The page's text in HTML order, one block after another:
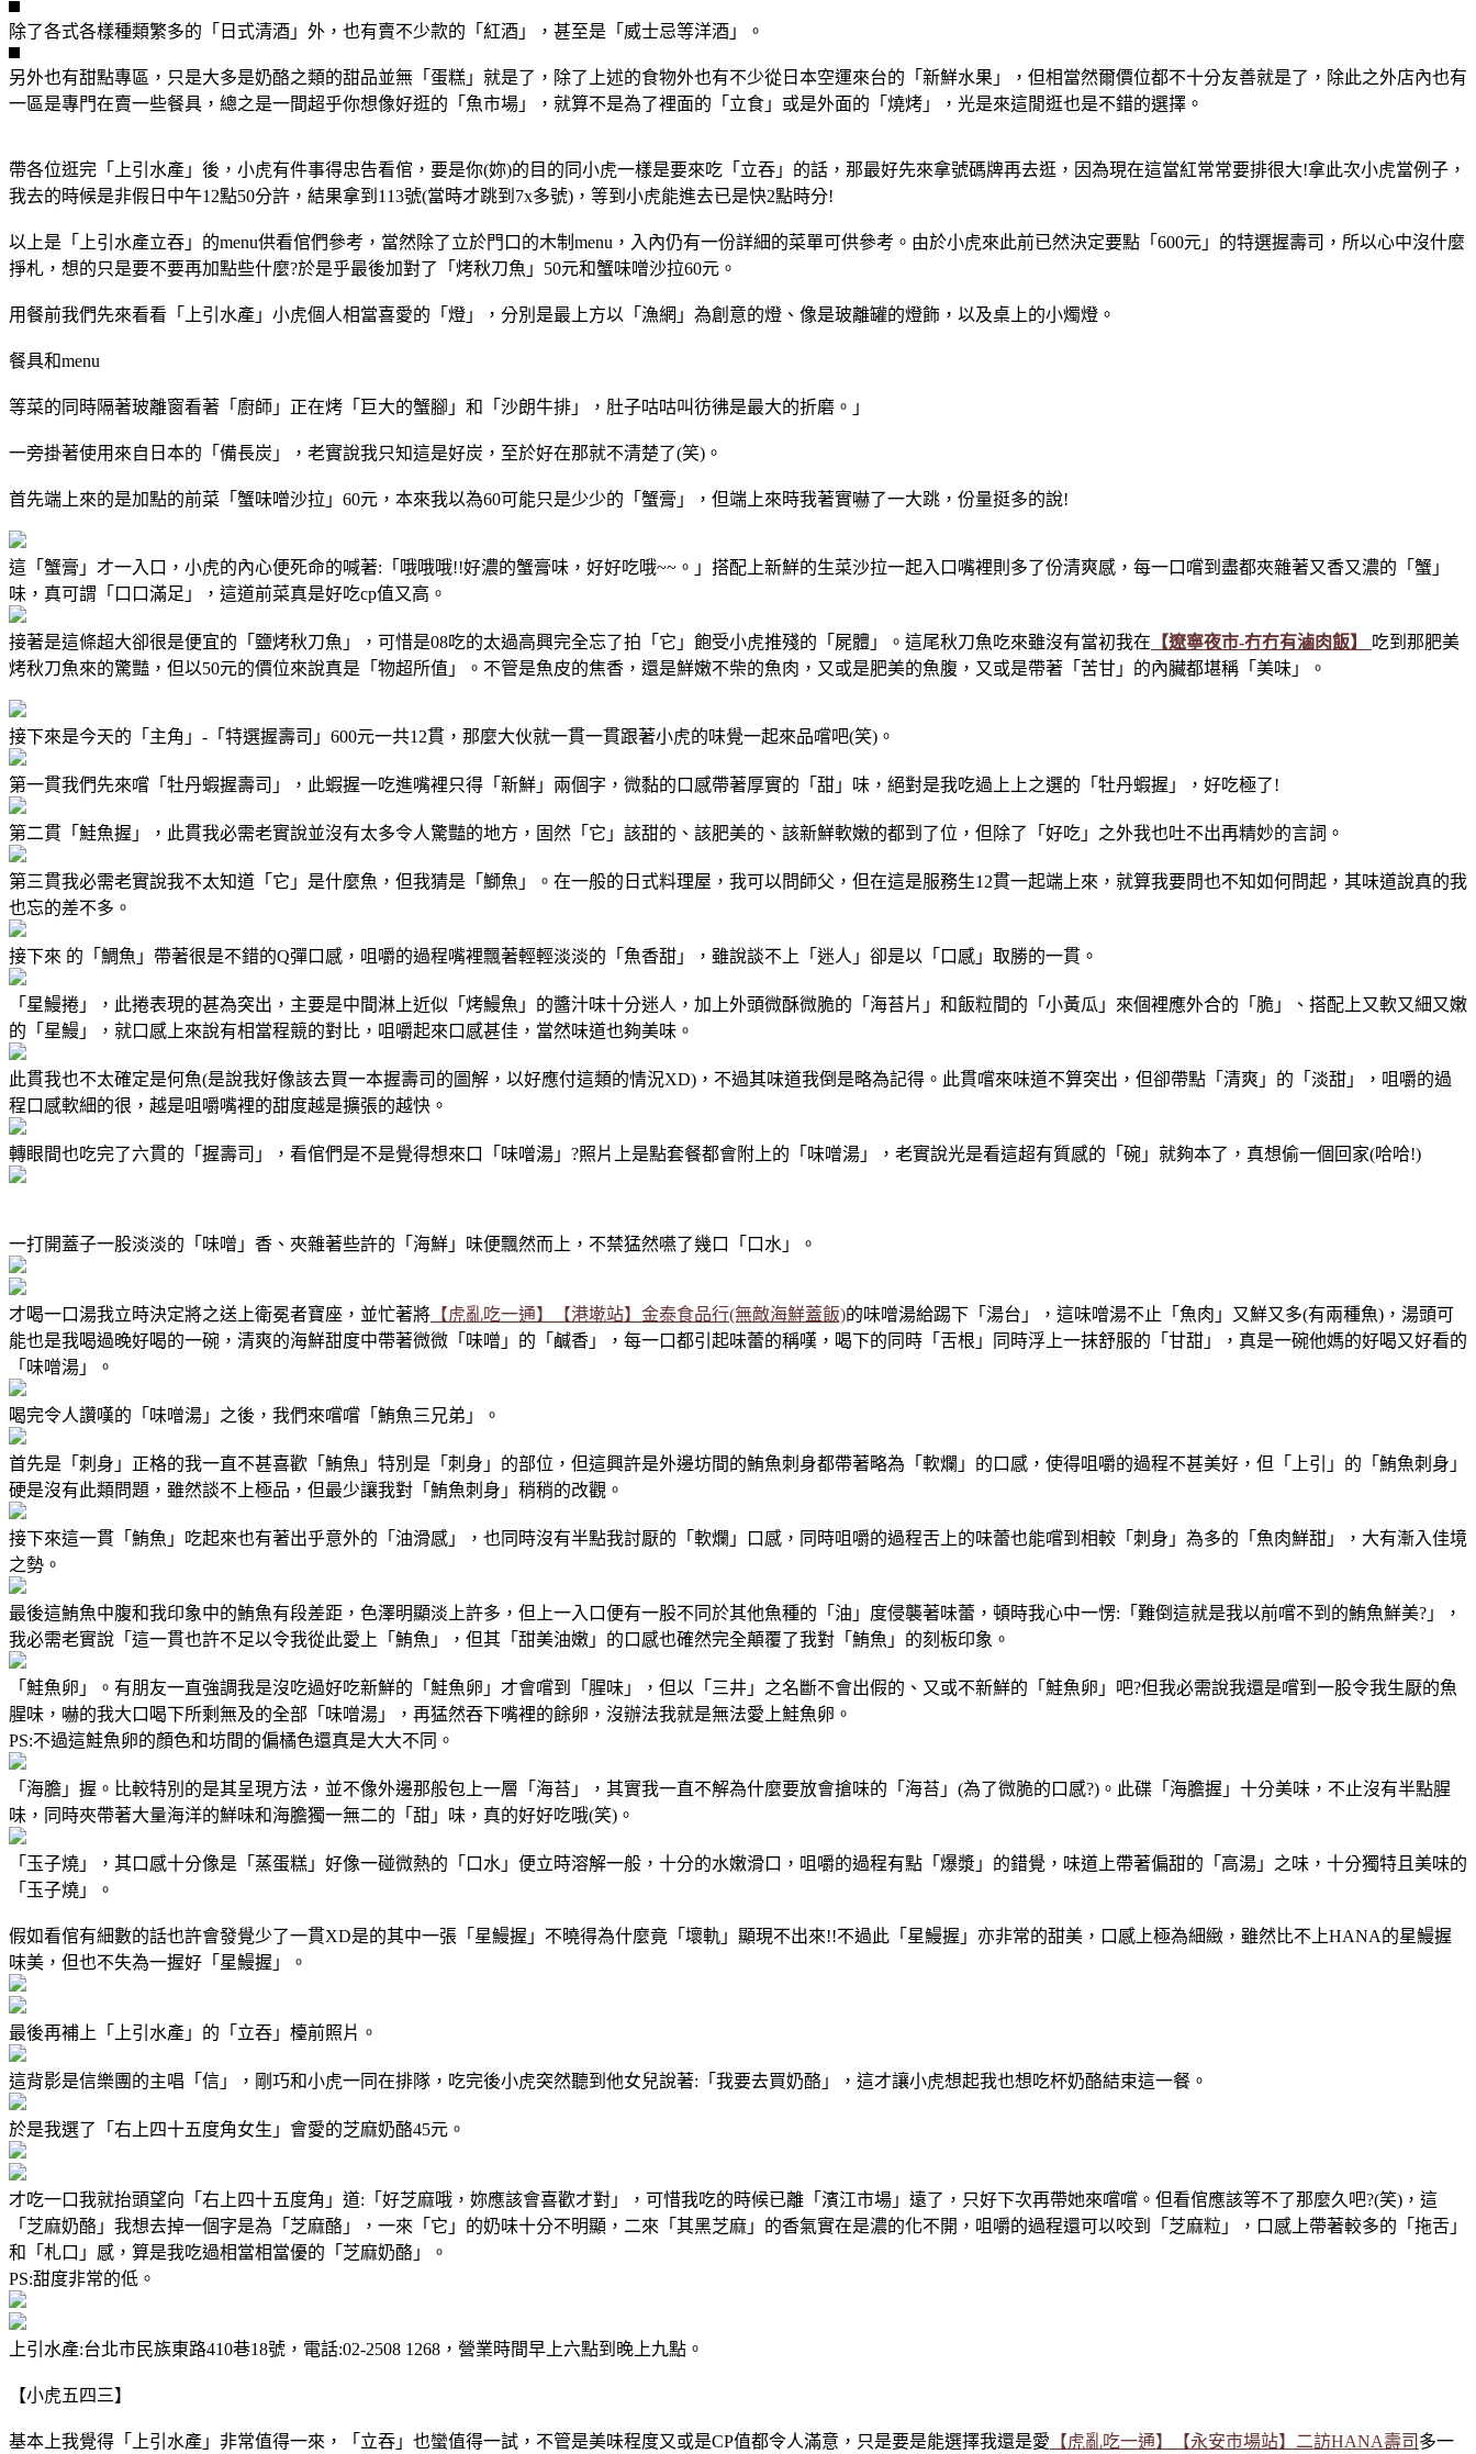
除了各式各樣種類繁多的「日式清酒」外，也有賣不少款的「紅酒」，甚至是「威士忌等洋酒」。
另外也有甜點專區，只是大多是奶酪之類的甜品並無「蛋糕」就是了，除了上述的食物外也有不少從日本空運來台的「新鮮水果」，但相當然爾價位都不十分友善就是了，除此之外店內也有
一區是專門在賣一些餐具，總之是一間超乎你想像好逛的「魚市場」，就算不是為了裡面的「立食」或是外面的「燒烤」，光是來這閒逛也是不錯的選擇。
帶各位逛完「上引水產」後，小虎有件事得忠告看倌，要是你(妳)的目的同小虎一樣是要來吃「立吞」的話，那最好先來拿號碼牌再去逛，因為現在這當紅常常要排很大!拿此次小虎當例子，
我去的時候是非假日中午12點50分許，結果拿到113號(當時才跳到7x多號)，等到小虎能進去已是快2點時分!
以上是「上引水產立吞」的menu供看倌們參考，當然除了立於門口的木制menu，入內仍有一份詳細的菜單可供參考。由於小虎來此前已然決定要點「600元」的特選握壽司，所以心中沒什麼
掙札，想的只是要不要再加點些什麼?於是乎最後加對了「烤秋刀魚」50元和蟹味噌沙拉60元。
用餐前我們先來看看「上引水產」小虎個人相當喜愛的「燈」，分別是最上方以「漁網」為創意的燈、像是玻離罐的燈飾，以及桌上的小燭燈。
餐具和menu
等菜的同時隔著玻離窗看著「廚師」正在烤「巨大的蟹腳」和「沙朗牛排」，肚子咕咕叫彷彿是最大的折磨。」
一旁掛著使用來自日本的「備長炭」，老實說我只知這是好炭，至於好在那就不清楚了(笑)。
首先端上來的是加點的前菜「蟹味噌沙拉」60元，本來我以為60可能只是少少的「蟹膏」，但端上來時我著實嚇了一大跳，份量挺多的說!
這「蟹膏」才一入口，小虎的內心便死命的喊著:「哦哦哦!!好濃的蟹膏味，好好吃哦~~。」搭配上新鮮的生菜沙拉一起入口嘴裡則多了份清爽感，每一口嚐到盡都夾雜著又香又濃的「蟹」
味，真可謂「口口滿足」，這道前菜真是好吃cp值又高。
接著是這條超大卻很是便宜的「鹽烤秋刀魚」，可惜是08吃的太過高興完全忘了拍「它」飽受小虎推殘的「屍體」。這尾秋刀魚吃來雖沒有當初我在 【遼寧夜市-冇冇有滷肉飯】
吃到那肥美
烤秋刀魚來的驚豔，但以50元的價位來說真是「物超所值」。不管是魚皮的焦香，還是鮮嫩不柴的魚肉，又或是肥美的魚腹，又或是帶著「苦甘」的內臟都堪稱「美味」。
接下來是今天的「主角」-「特選握壽司」600元一共12貫，那麼大伙就一貫一貫跟著小虎的味覺一起來品嚐吧(笑)。
第一貫我們先來嚐「牡丹蝦握壽司」，此蝦握一吃進嘴裡只得「新鮮」兩個字，微黏的口感帶著厚實的「甜」味，絕對是我吃過上上之選的「牡丹蝦握」，好吃極了!
第二貫「鮭魚握」，此貫我必需老實說並沒有太多令人驚豔的地方，固然「它」該甜的、該肥美的、該新鮮軟嫩的都到了位，但除了「好吃」之外我也吐不出再精妙的言詞。
第三貫我必需老實說我不太知道「它」是什麼魚，但我猜是「鰤魚」。在一般的日式料理屋，我可以問師父，但在這是服務生12貫一起端上來，就算我要問也不知如何問起，其味道說真的我
也忘的差不多。
接下來 的「鯛魚」帶著很是不錯的Q彈口感，咀嚼的過程嘴裡飄著輕輕淡淡的「魚香甜」，雖說談不上「迷人」卻是以「口感」取勝的一貫。
「星鰻捲」，此捲表現的甚為突出，主要是中間淋上近似「烤鰻魚」的醬汁味十分迷人，加上外頭微酥微脆的「海苔片」和飯粒間的「小黃瓜」來個裡應外合的「脆」、搭配上又軟又細又嫩
的「星鰻」，就口感上來說有相當程競的對比，咀嚼起來口感甚佳，當然味道也夠美味。
此貫我也不太確定是何魚(是說我好像該去買一本握壽司的圖解，以好應付這類的情況XD)，不過其味道我倒是略為記得。此貫嚐來味道不算突出，但卻帶點「清爽」的「淡甜」，咀嚼的過
程口感軟細的很，越是咀嚼嘴裡的甜度越是擴張的越快。
轉眼間也吃完了六貫的「握壽司」，看倌們是不是覺得想來口「味噌湯」?照片上是點套餐都會附上的「味噌湯」，老實說光是看這超有質感的「碗」就夠本了，真想偷一個回家(哈哈!)
一打開蓋子一股淡淡的「味噌」香、夾雜著些許的「海鮮」味便飄然而上，不禁猛然嚥了幾口「口水」。
才喝一口湯我立時決定將之送上衛冕者寶座，並忙著將 【虎亂吃一通】【港墘站】金泰食品行(無敵海鮮蓋飯)的味噌湯給踢下「湯台」，這味噌湯不止「魚肉」又鮮又多(有兩種魚)，湯頭可
能也是我喝過晚好喝的一碗，清爽的海鮮甜度中帶著微微「味噌」的「鹹香」，每一口都引起味蕾的稱嘆，喝下的同時「舌根」同時浮上一抹舒服的「甘甜」，真是一碗他媽的好喝又好看的
「味噌湯」。
喝完令人讚嘆的「味噌湯」之後，我們來嚐嚐「鮪魚三兄弟」。
首先是「刺身」正格的我一直不甚喜歡「鮪魚」特別是「刺身」的部位，但這興許是外邊坊間的鮪魚刺身都帶著略為「軟爛」的口感，使得咀嚼的過程不甚美好，但「上引」的「鮪魚刺身」
硬是沒有此類問題，雖然談不上極品，但最少讓我對「鮪魚刺身」稍稍的改觀。
接下來這一貫「鮪魚」吃起來也有著出乎意外的「油滑感」，也同時沒有半點我討厭的「軟爛」口感，同時咀嚼的過程舌上的味蕾也能嚐到相較「刺身」為多的「魚肉鮮甜」，大有漸入佳境
之勢。
最後這鮪魚中腹和我印象中的鮪魚有段差距，色澤明顯淡上許多，但上一入口便有一股不同於其他魚種的「油」度侵襲著味蕾，頓時我心中一愣:「難倒這就是我以前嚐不到的鮪魚鮮美?」，
我必需老實說「這一貫也許不足以令我從此愛上「鮪魚」，但其「甜美油嫩」的口感也確然完全顛覆了我對「鮪魚」的刻板印象。
「鮭魚卵」。有朋友一直強調我是沒吃過好吃新鮮的「鮭魚卵」才會嚐到「腥味」，但以「三井」之名斷不會出假的、又或不新鮮的「鮭魚卵」吧?但我必需說我還是嚐到一股令我生厭的魚
腥味，嚇的我大口喝下所剩無及的全部「味噌湯」，再猛然吞下嘴裡的餘卵，沒辦法我就是無法愛上鮭魚卵。
PS:不過這鮭魚卵的顏色和坊間的偏橘色還真是大大不同。
「海膽」握。比較特別的是其呈現方法，並不像外邊那般包上一層「海苔」，其實我一直不解為什麼要放會搶味的「海苔」(為了微脆的口感?)。此碟「海膽握」十分美味，不止沒有半點腥
味，同時夾帶著大量海洋的鮮味和海膽獨一無二的「甜」味，真的好好吃哦(笑)。
「玉子燒」，其口感十分像是「蒸蛋糕」好像一碰微熱的「口水」便立時溶解一般，十分的水嫩滑口，咀嚼的過程有點「爆漿」的錯覺，味道上帶著偏甜的「高湯」之味，十分獨特且美味的
「玉子燒」。
假如看倌有細數的話也許會發覺少了一貫XD是的其中一張「星鰻握」不曉得為什麼竟「壞軌」顯現不出來!!不過此「星鰻握」亦非常的甜美，口感上極為細緻，雖然比不上HANA的星鰻握
味美，但也不失為一握好「星鰻握」。
最後再補上「上引水產」的「立吞」檯前照片。
這背影是信樂團的主唱「信」，剛巧和小虎一同在排隊，吃完後小虎突然聽到他女兒說著:「我要去買奶酪」，這才讓小虎想起我也想吃杯奶酪結束這一餐。
於是我選了「右上四十五度角女生」會愛的芝麻奶酪45元。
才吃一口我就抬頭望向「右上四十五度角」道:「好芝麻哦，妳應該會喜歡才對」，可惜我吃的時候已離「濱江市場」遠了，只好下次再帶她來嚐嚐。但看倌應該等不了那麼久吧?(笑)，這
「芝麻奶酪」我想去掉一個字是為「芝麻酪」，一來「它」的奶味十分不明顯，二來「其黑芝麻」的香氣實在是濃的化不開，咀嚼的過程還可以咬到「芝麻粒」，口感上帶著較多的「拖舌」
和「札口」感，算是我吃過相當相當優的「芝麻奶酪」。
PS:甜度非常的低。
上引水產:台北市民族東路410巷18號，電話:02-2508 1268，營業時間早上六點到晚上九點。
【小虎五四三】
基本上我覺得「上引水產」非常值得一來，「立吞」也蠻值得一試，不管是美味程度又或是CP值都令人滿意，只是要是能選擇我還是愛 【虎亂吃一通】【永安市場站】二訪HANA壽司 多一